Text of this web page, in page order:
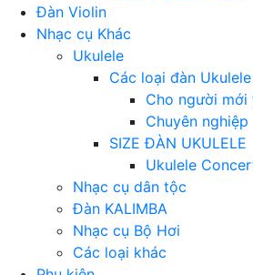
Đàn Violin
Nhạc cụ Khác
Ukulele
Các loại đàn Ukulele
Cho người mới
Chuyên nghiệp
SIZE ĐÀN UKULELE
Ukulele
Nhạc cụ dân tộc
Đàn KALIMBA
Nhạc cụ Bộ Hơi
Các loại khác